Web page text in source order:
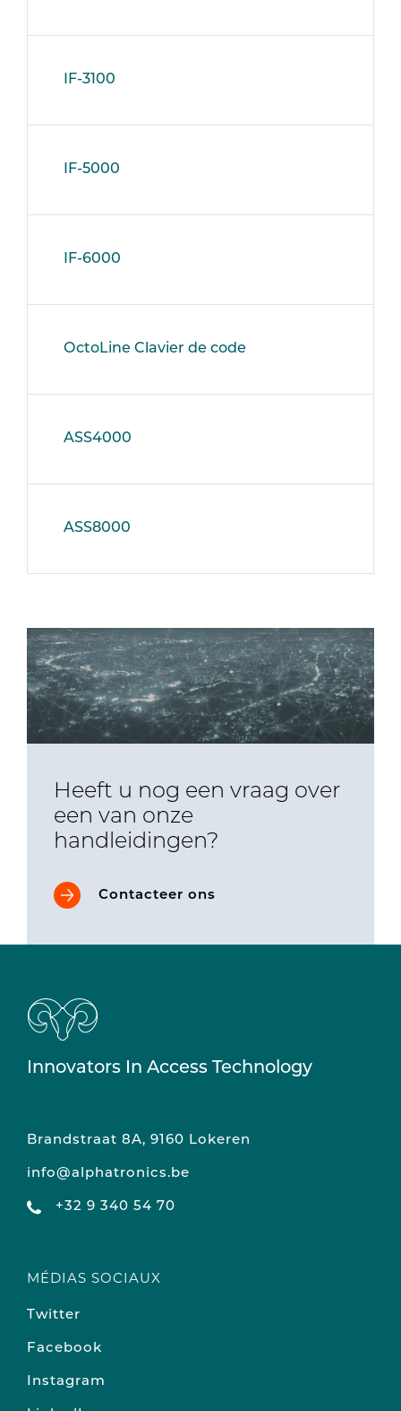
IF-3100
IF-5000
IF-6000
OctoLine Clavier de code
ASS4000
ASS8000
Heeft u nog een vraag over
een van onze
handleidingen?
Contacteer ons
Innovators In Access Technology
Brandstraat 8A, 9160 Lokeren
info@alphatronics.be
+32 9 340 54 70
MÉDIAS SOCIAUX
Twitter
Facebook
Instagram